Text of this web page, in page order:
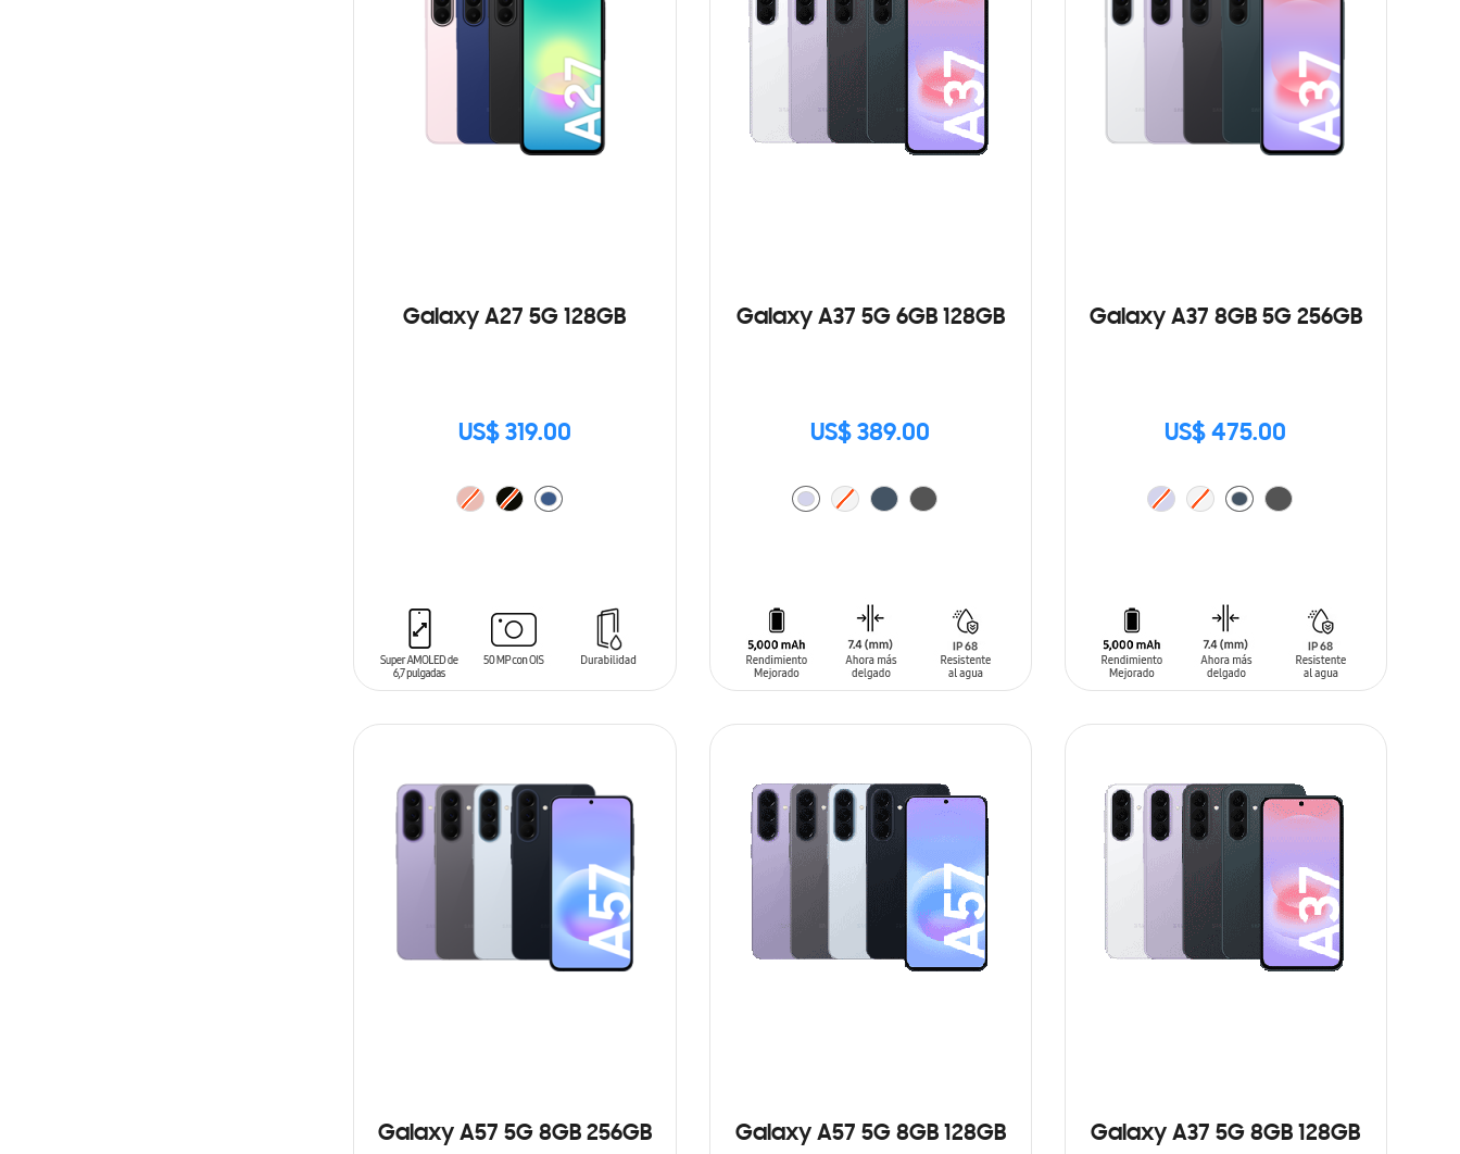
Galaxy A27 5G 128GB
US$ 319.00
Galaxy A37 5G 6GB 128GB
US$ 389.00
Galaxy A37 8GB 5G 256GB
US$ 475.00
Galaxy A57 5G 8GB 256GB Galaxy A57 5G 8GB 128GB Galaxy A37 5G 8GB 128GB